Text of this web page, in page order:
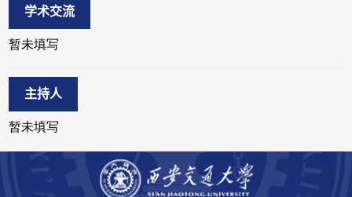
学术交流
主持人